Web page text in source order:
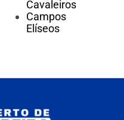
Cavaleiros
Campos
Elíseos